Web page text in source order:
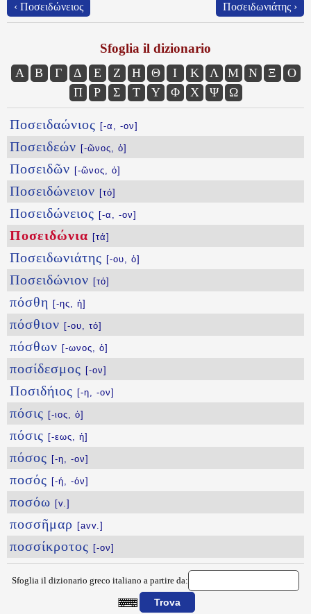
‹ Ποσειδώνειος Ποσειδωνιάτης ›
Sfoglia il dizionario
Α Β Γ Δ Ε Ζ Η Θ Ι Κ Λ Μ Ν Ξ
Ο
Π
Ρ Σ Τ Υ Φ Χ Ψ Ω
Ποσειδαώνιος [-α, -ον]
Ποσειδεών [-ῶνος, ὁ]
Ποσειδῶν [-ῶνος, ὁ]
Ποσειδώνειον [τό]
Ποσειδώνειος [-α, -ον]
Ποσειδώνια [τά]
Ποσειδωνιάτης [-ου, ὁ]
Ποσειδώνιον [τό]
πόσθη [-ης, ἡ]
πόσθιον [-ου, τό]
πόσθων [-ωνος, ὁ]
ποσίδεσμος [-ον]
Ποσιδήιος [-η, -ον]
πόσις [-ιος, ὁ]
πόσις [-εως, ἡ]
πόσος [-η, -ον]
ποσός [-ή, -όν]
ποσόω [v.]
ποσσῆμαρ [avv.]
ποσσίκροτος [-ον]
Sfoglia il dizionario greco italiano a partire da: